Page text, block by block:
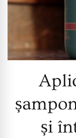
și